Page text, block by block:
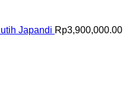
Japandi Rp3,900,000.00